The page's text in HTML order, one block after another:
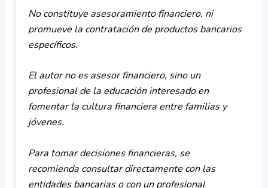
No constituye asesoramiento financiero, ni
promueve la contratación de productos bancarios
específicos.
El autor no es asesor financiero, sino un
profesional de la educación interesado en
fomentar la cultura financiera entre familias y
jóvenes.
Para tomar decisiones financieras, se
recomienda consultar directamente con las
entidades bancarias o con un profesional